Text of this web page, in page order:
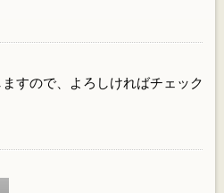
ますので、よろしければチェック